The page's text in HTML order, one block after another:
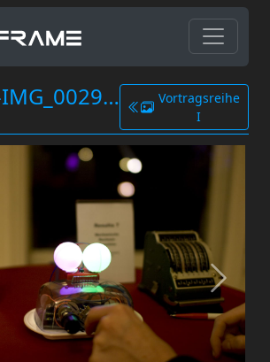
20111121-IMG_0029.jpg
Vortragsreihe
I